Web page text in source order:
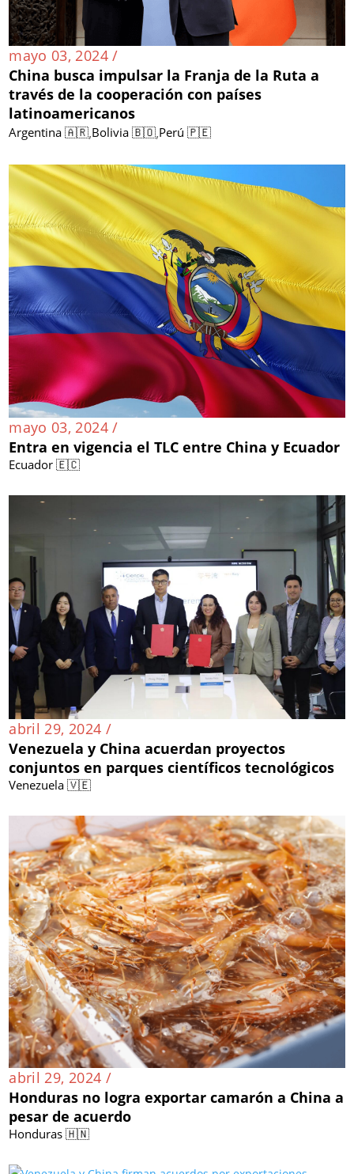
mayo 03, 2024 /
China busca impulsar la Franja de la Ruta a
través de la cooperación con países
latinoamericanos
Argentina 🇦🇷,Bolivia 🇧🇴,Perú 🇵🇪
mayo 03, 2024 /
Entra en vigencia el TLC entre China y Ecuador
Ecuador 🇪🇨
abril 29, 2024 /
Venezuela y China acuerdan proyectos
conjuntos en parques científicos tecnológicos
Venezuela 🇻🇪
abril 29, 2024 /
Honduras no logra exportar camarón a China a
pesar de acuerdo
Honduras 🇭🇳